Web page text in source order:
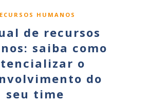
HUMANOS
de recursos
saiba como
o
do
seu time